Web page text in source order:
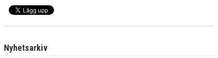
Nyhetsarkiv